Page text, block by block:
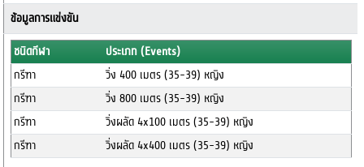
ข้อมูลการแข่งขัน
ชนิดกีฬา
ประเภท (Events)
กรีฑา
วิ่ง 400 เมตร (35-39) หญิง
กรีฑา
วิ่ง 800 เมตร (35-39) หญิง
กรีฑา
วิ่งผลัด 4x100 เมตร (35-39) หญิง
กรีฑา
วิ่งผลัด 4x400 เมตร (35-39) หญิง